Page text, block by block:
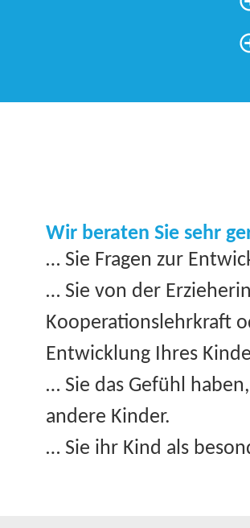
Wir beraten Sie sehr
… Sie Fragen zur
… Sie von der
Kooperationslehrkraft
Entwicklung Ihres
… Sie das Gefühl
andere Kinder.
… Sie ihr Kind als